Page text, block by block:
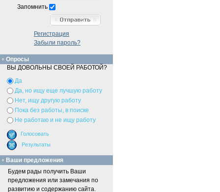
Запомнить
Регистрация
Забыли пароль?
Опросы
ВЫ ДОВОЛЬНЫ СВОЕЙ РАБОТОЙ?
Да
Да, но ищу еще лучшую работу
Нет, ищу другую работу
Пока без работы, в поиске
Не работаю и не ищу работу
Ваши предложения
Будем рады получить Ваши
предложения или замечания по
развитию и содержанию сайта.